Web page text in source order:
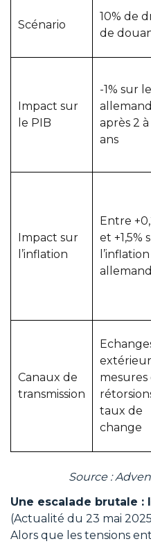
Scénario
10% de
de
Impact sur
le PIB
-1% sur
après 2 à
ans
Impact sur
l’inflation
Entre
et +1,5%
l’inflation
Canaux de
transmission
mesures
taux de
change
Source :
Une escalade brutale :
(Actualité du 23 mai
Alors que les tensions